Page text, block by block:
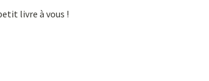
livre à vous !